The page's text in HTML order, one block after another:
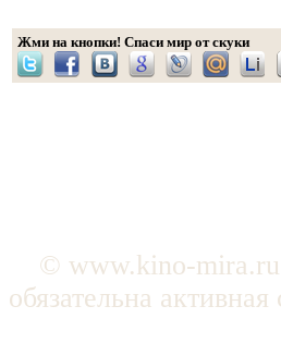
Жми на кнопки! Спаси мир от скуки
© www.kino-
обязательна